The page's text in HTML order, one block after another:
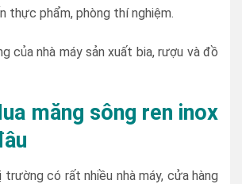
thực phẩm, phòng thí nghiệm.
của nhà máy sản xuất bia, rượu và đồ
măng sông ren inox
trường có rất nhiều nhà máy, cửa hàng